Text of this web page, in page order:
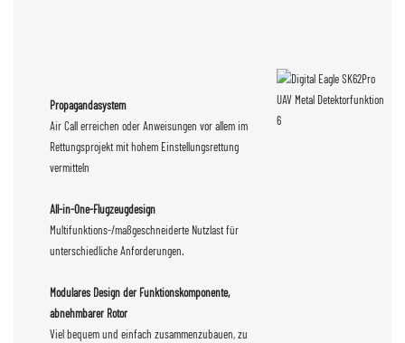
Propagandasystem
Air Call erreichen oder Anweisungen vor allem im
Rettungsprojekt mit hohem Einstellungsrettung
vermitteln
All-in-One-Flugzeugdesign
Multifunktions-/maßgeschneiderte Nutzlast für
unterschiedliche Anforderungen.
Modulares Design der Funktionskomponente,
abnehmbarer Rotor
Viel bequem und einfach zusammenzubauen, zu